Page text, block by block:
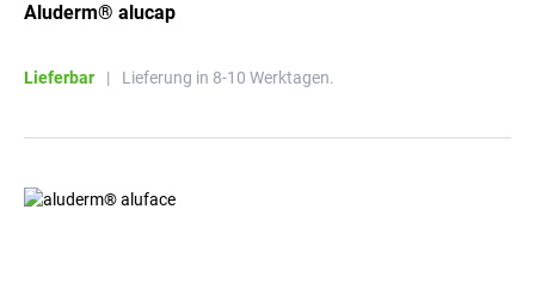
Aluderm® alucap
Lieferbar | Lieferung in 8-10 Werktagen.